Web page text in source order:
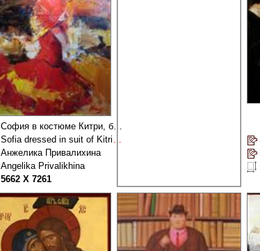
София в костюме Китри, балет Дон Кихот
Sofia dressed in suit of Kitri, Don Quixote ballet
Анжелика Привалихина
Angelika Privalikhina
5662 X 7261
Неупиваемая Чаша
3815 X 5398